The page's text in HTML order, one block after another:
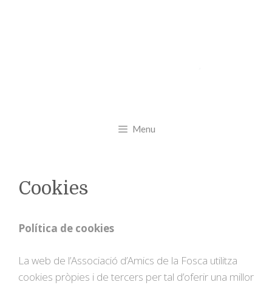
Menu
Cookies
Política de cookies
La web de l’Associació d’Amics de la Fosca utilitza
cookies pròpies i de tercers per tal d’oferir una millor